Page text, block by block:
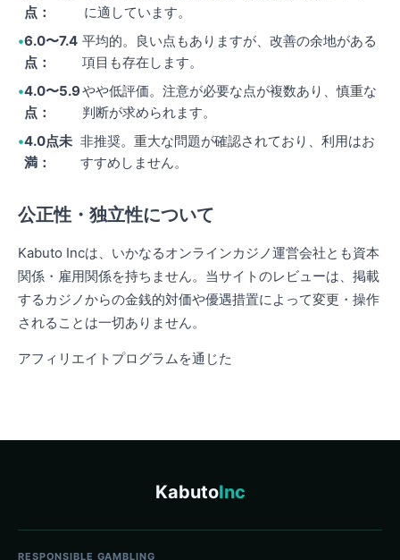
点：
に適しています。
6.0〜7.4
点：
平均的。良い点もありますが、改善の余地がある
項目も存在します。
4.0〜5.9
点：
やや低評価。注意が必要な点が複数あり、慎重な
判断が求められます。
4.0点未
満：
非推奨。重大な問題が確認されており、利用はお
すすめしません。
公正性・独立性について
Kabuto Incは、いかなるオンラインカジノ運営会社とも資本
関係・雇用関係を持ちません。当サイトのレビューは、掲載
するカジノからの金銭的対価や優遇措置によって変更・操作
されることは一切ありません。
アフィリエイトプログラムを通じた
KabutoInc
RESPONSIBLE GAMBLING